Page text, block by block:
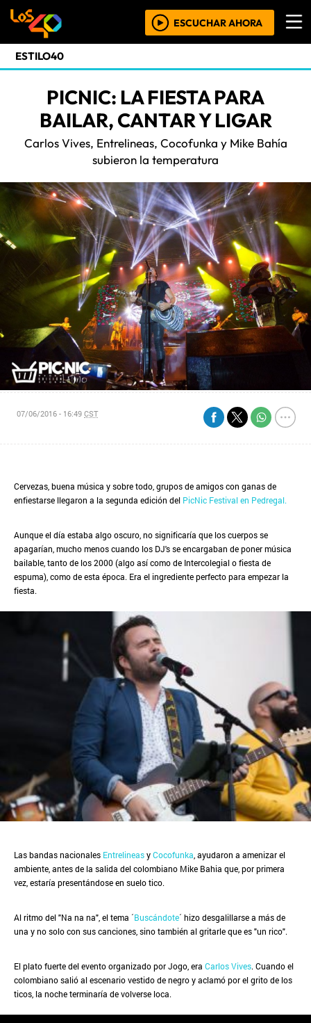
ESCUCHAR AHORA
ESTILO40
PICNIC: LA FIESTA PARA
BAILAR, CANTAR Y LIGAR
Carlos Vives, Entrelineas, Cocofunka y Mike Bahía
subieron la temperatura
07/06/2016 - 16:49CST
Cervezas, buena música y sobre todo, grupos de amigos con ganas de
enfiestarse llegaron a la segunda edición del PicNic Festival en Pedregal.
Aunque el día estaba algo oscuro, no significaría que los cuerpos se
apagarían, mucho menos cuando los DJ's se encargaban de poner música
bailable, tanto de los 2000 (algo así como de Intercolegial o fiesta de
espuma), como de esta época. Era el ingrediente perfecto para empezar la
fiesta.
Las bandas nacionales EntrelineasyCocofunka , ayudaron a amenizar el
ambiente, antes de la salida del colombiano Mike Bahia que, por primera
vez, estaría presentándose en suelo tico.
Al ritmo del "Na na na", el tema ´Buscándote´ hizo desgalillarse a más de
una y no solo con sus canciones, sino también al gritarle que es "un rico".
El plato fuerte del evento organizado por Jogo, era Carlos Vives. Cuando el
colombiano salió al escenario vestido de negro y aclamó por el grito de los
ticos, la noche terminaría de volverse loca.